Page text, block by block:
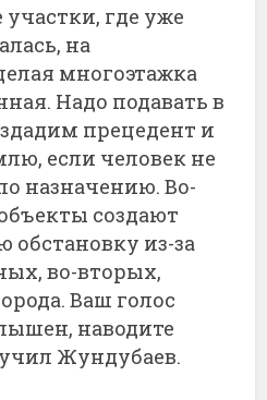
участки, где уже
на
многоэтажка
Надо подавать в
прецедент и
если человек не
назначению. Во-
создают
обстановку из-за
во-вторых,
Ваш голос
наводите
Жундубаев.